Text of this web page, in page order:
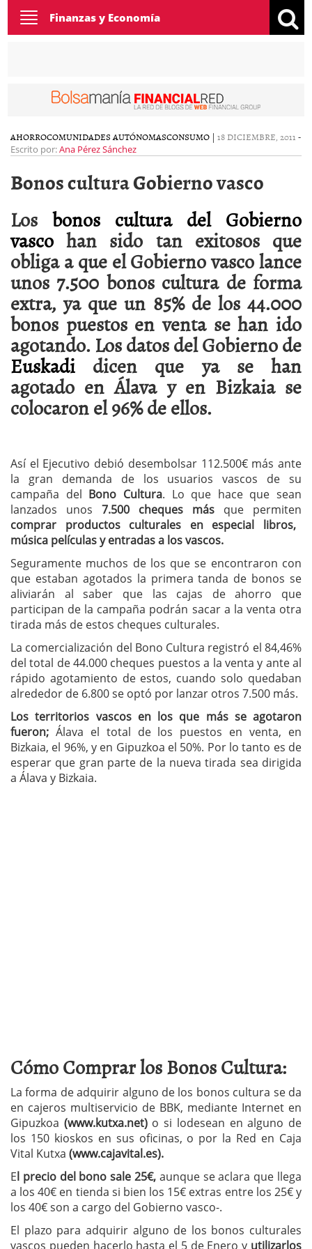
Toggle
navigation
Finanzas y Economía
AHORROCOMUNIDADES AUTÓNOMASCONSUMO | 18 DICIEMBRE, 2011 -
Escrito por:Ana Pérez Sánchez
Bonos cultura Gobierno vasco
Los bonos cultura del Gobierno
vasco han sido tan exitosos que
obliga a que el Gobierno vasco lance
unos 7.500 bonos cultura de forma
extra, ya que un 85% de los 44.000
bonos puestos en venta se han ido
agotando. Los datos del Gobierno de
Euskadi dicen que ya se han
agotado en Álava y en Bizkaia se
colocaron el 96% de ellos.
Así el Ejecutivo debió desembolsar 112.500€ más ante
la gran demanda de los usuarios vascos de su
campaña del Bono Cultura. Lo que hace que sean
lanzados unos 7.500 cheques más que permiten
comprar productos culturales en especial libros,
música películas y entradas a los vascos.
Seguramente muchos de los que se encontraron con
que estaban agotados la primera tanda de bonos se
aliviarán al saber que las cajas de ahorro que
participan de la campaña podrán sacar a la venta otra
tirada más de estos cheques culturales.
La comercialización del Bono Cultura registró el 84,46%
del total de 44.000 cheques puestos a la venta y ante al
rápido agotamiento de estos, cuando solo quedaban
alrededor de 6.800 se optó por lanzar otros 7.500 más.
Los territorios vascos en los que más se agotaron
fueron; Álava el total de los puestos en venta, en
Bizkaia, el 96%, y en Gipuzkoa el 50%. Por lo tanto es de
esperar que gran parte de la nueva tirada sea dirigida
a Álava y Bizkaia.
Cómo Comprar los Bonos Cultura:
La forma de adquirir alguno de los bonos cultura se da
en cajeros multiservicio de BBK, mediante Internet en
Gipuzkoa (www.kutxa.net)o si lodesean en alguno de
los 150 kioskos en sus oficinas, o por la Red en Caja
Vital Kutxa (www.cajavital.es).
El precio del bono sale 25€, aunque se aclara que llega
a los 40€ en tienda si bien los 15€ extras entre los 25€ y
los 40€ son a cargo del Gobierno vasco-.
El plazo para adquirir alguno de los bonos culturales
vascos pueden hacerlo hasta el 5 de Enero y utilizarlos